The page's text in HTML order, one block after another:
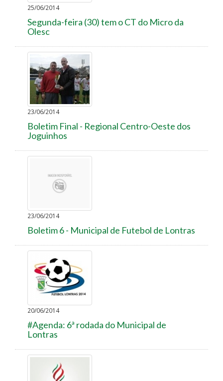
25/06/2014
Segunda-feira (30) tem o CT do Micro da
Olesc
23/06/2014
Boletim Final - Regional Centro-Oeste dos
Joguinhos
23/06/2014
Boletim 6 - Municipal de Futebol de Lontras
20/06/2014
#Agenda: 6ª rodada do Municipal de
Lontras